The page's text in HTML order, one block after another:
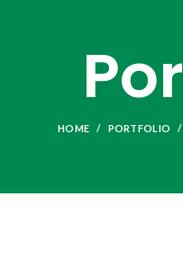
HOME PORTFOLIO